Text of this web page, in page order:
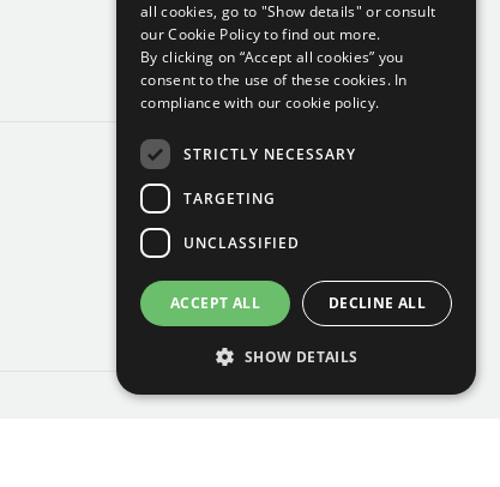
all cookies, go to "Show details" or consult
our Cookie Policy to find out more.
By clicking on “Accept all cookies” you
consent to the use of these cookies. In
compliance with our cookie policy.
STRICTLY NECESSARY
TARGETING
UNCLASSIFIED
ACCEPT ALL DECLINE ALL
SHOW DETAILS